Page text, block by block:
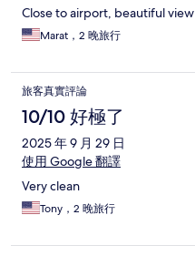
Close to airport, beautiful view
Marat，2 晚旅行
旅客真實評論
10/10 好極了
2025 年 9 月 29 日
使用 Google 翻譯
Very clean
Tony，2 晚旅行